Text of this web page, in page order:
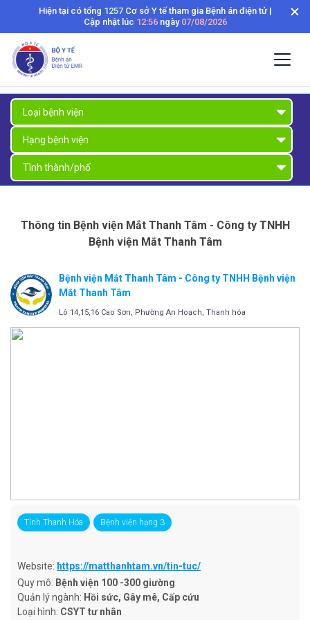
Hiện tại có tổng 1257Cơ sở Y tế tham gia Bệnh án điện tử |
Cập nhật lúc 12:56ngày 07/08/2026
Thông tin Bệnh viện Mắt Thanh Tâm - Công ty TNHH
Bệnh viện Mắt Thanh Tâm
Bệnh viện Mắt Thanh Tâm - Công ty TNHH Bệnh viện
Mắt Thanh Tâm
Lô 14,15,16 Cao Sơn, Phường An Hoạch, Thanh hóa
Tỉnh Thanh Hóa Bệnh viện hạng 3
Website: https://matthanhtam.vn/tin-tuc/
Quy mô: Bệnh viện 100 -300 giường
Quản lý ngành: Hồi sức, Gây mê, Cấp cứu
Loại hình: CSYT tư nhân